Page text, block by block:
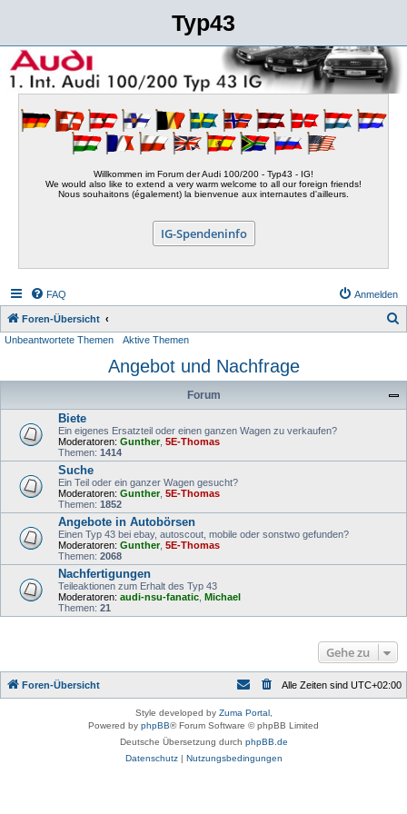
Typ43
Willkommen im Forum der Audi 100/200 - Typ43 - IG!
We would also like to extend a very warm welcome to all our foreign friends!
Nous souhaitons (également) la bienvenue aux internautes d'ailleurs.
IG-Spendeninfo
FAQ Anmelden
Foren-Übersicht
h
Unbeantwortete Themen Aktive Themen
Angebot und Nachfrage
Forum
Biete
Ein eigenes Ersatzteil oder einen ganzen Wagen zu verkaufen?
Moderatoren: Gunther, 5E-Thomas
Themen: 1414
Suche
Ein Teil oder ein ganzer Wagen gesucht?
Moderatoren: Gunther, 5E-Thomas
Themen: 1852
Angebote in Autobörsen
Einen Typ 43 bei ebay, autoscout, mobile oder sonstwo gefunden?
Moderatoren: Gunther, 5E-Thomas
Themen: 2068
Nachfertigungen
Teileaktionen zum Erhalt des Typ 43
Moderatoren: audi-nsu-fanatic Michael
Themen: 21
Gehe zu
Foren-Übersicht Alle Zeiten sind UTC+02:00
Style developed by Zuma Portal,
Powered by phpBB® Forum Software © phpBB Limited
Deutsche Übersetzung durch phpBB.de
Datenschutz| Nutzungsbedingungen